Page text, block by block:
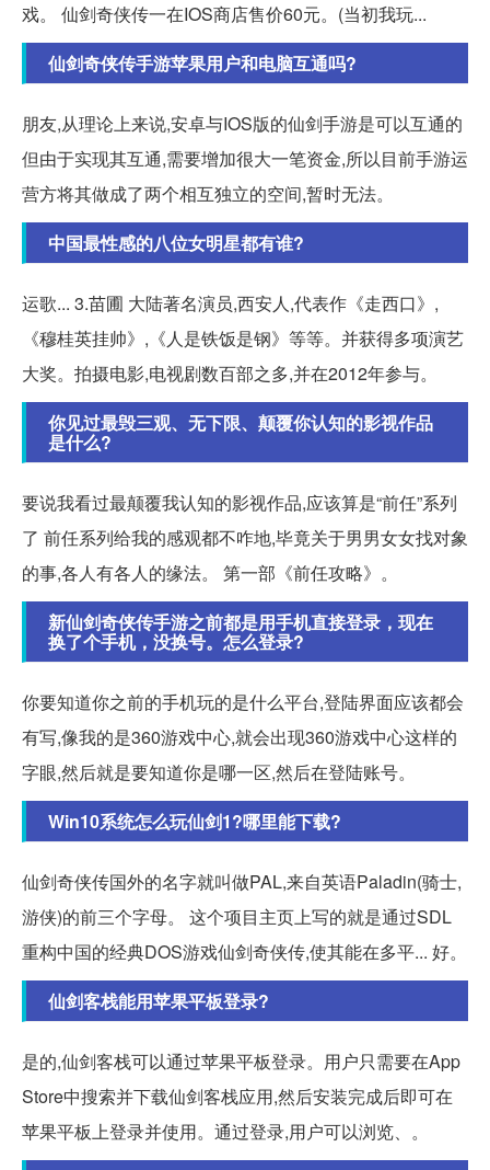
戏。 仙剑奇侠传一在IOS商店售价60元。(当初我玩...
仙剑奇侠传手游苹果用户和电脑互通吗?
朋友,从理论上来说,安卓与IOS版的仙剑手游是可以互通的
但由于实现其互通,需要增加很大一笔资金,所以目前手游运
营方将其做成了两个相互独立的空间,暂时无法。
中国最性感的八位女明星都有谁?
运歌... 3.苗圃 大陆著名演员,西安人,代表作《走西口》,
《穆桂英挂帅》,《人是铁饭是钢》等等。并获得多项演艺
大奖。拍摄电影,电视剧数百部之多,并在2012年参与。
你见过最毁三观、无下限、颠覆你认知的影视作品
是什么?
要说我看过最颠覆我认知的影视作品,应该算是“前任”系列
了 前任系列给我的感观都不咋地,毕竟关于男男女女找对象
的事,各人有各人的缘法。 第一部《前任攻略》。
新仙剑奇侠传手游之前都是用手机直接登录，现在
换了个手机，没换号。怎么登录?
你要知道你之前的手机玩的是什么平台,登陆界面应该都会
有写,像我的是360游戏中心,就会出现360游戏中心这样的
字眼,然后就是要知道你是哪一区,然后在登陆账号。
Win10系统怎么玩仙剑1?哪里能下载?
仙剑奇侠传国外的名字就叫做PAL,来自英语Paladin(骑士,
游侠)的前三个字母。 这个项目主页上写的就是通过SDL
重构中国的经典DOS游戏仙剑奇侠传,使其能在多平... 好。
仙剑客栈能用苹果平板登录?
是的,仙剑客栈可以通过苹果平板登录。用户只需要在App
Store中搜索并下载仙剑客栈应用,然后安装完成后即可在
苹果平板上登录并使用。通过登录,用户可以浏览、。